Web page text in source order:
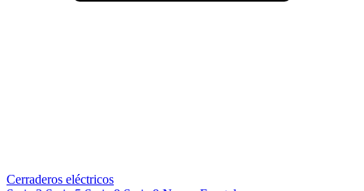
Cerraderos eléctricos